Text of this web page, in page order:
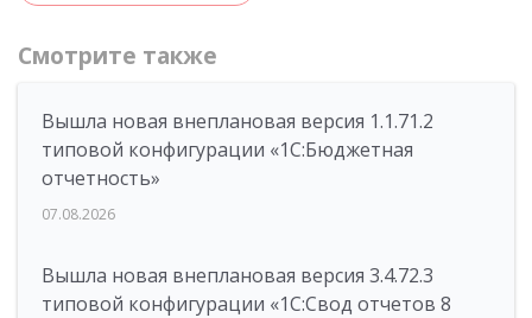
Смотрите также
Вышла новая внеплановая версия 1.1.71.2
типовой конфигурации «1C:Бюджетная
отчетность»
07.08.2026
Вышла новая внеплановая версия 3.4.72.3
типовой конфигурации «1C:Свод отчетов 8